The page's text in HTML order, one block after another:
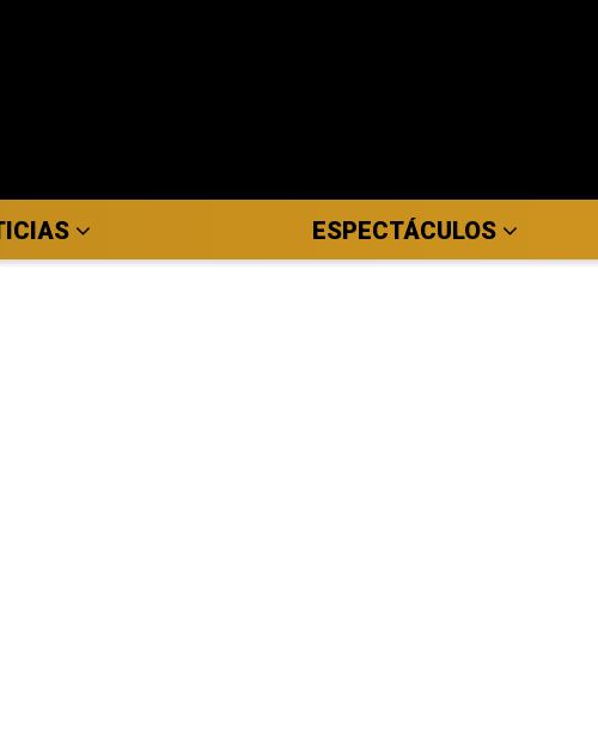
ESPECTÁCULOS